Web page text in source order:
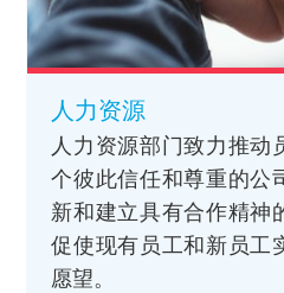
人力资源
人力资源部门致力推动
个彼此信任和尊重的公
新和建立具有合作精神
促使现有员工和新员工
愿望。